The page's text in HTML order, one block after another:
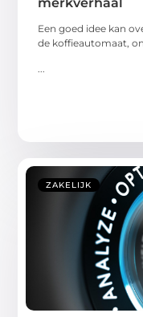
Een goed idee kan
de koffieautomaat,
...
ZAKELIJK